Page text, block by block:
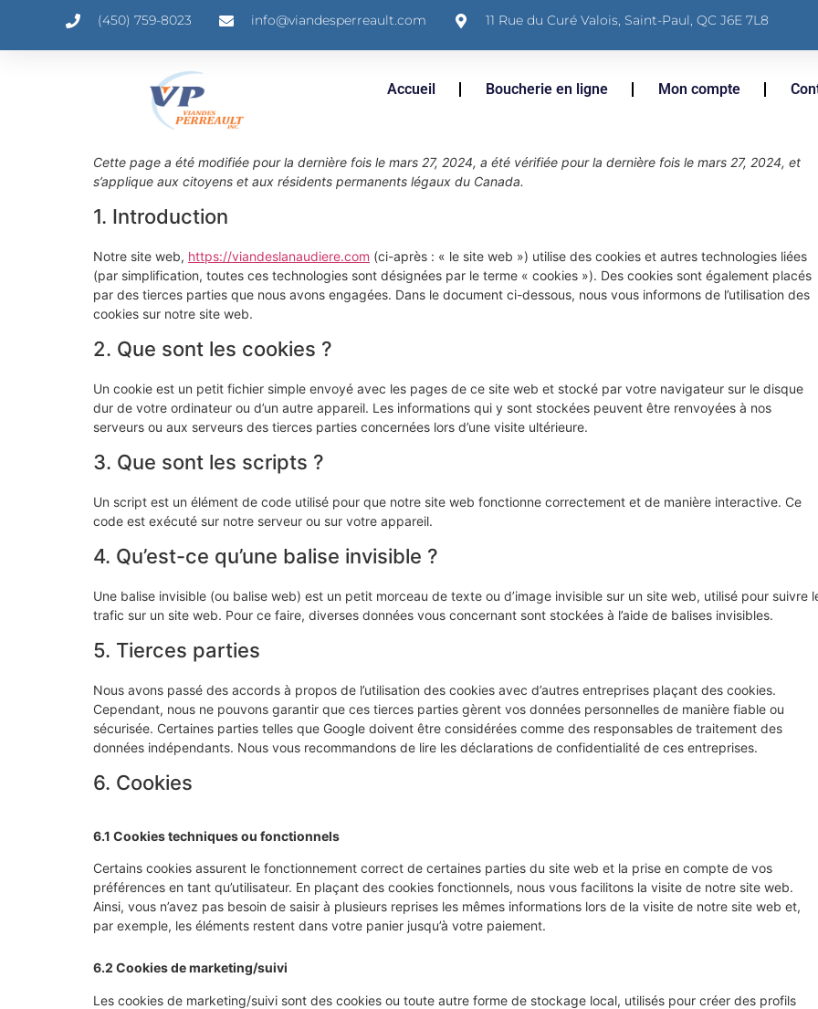
(450) 759-8023 info@viandesperreault.com 11 Rue du Curé Valois, Saint-Paul, QC J6E 7L8
Accueil Boucherie en ligne Mon compte
Cette page a été modifiée pour la dernière fois le mars 27, 2024, a été vérifiée pour la dernière fois le mars 27, 2024, et
s’applique aux citoyens et aux résidents permanents légaux du Canada.
1. Introduction
Notre site web, https://viandeslanaudiere.com (ci-après : « le site web ») utilise des cookies et autres technologies liées
(par simplification, toutes ces technologies sont désignées par le terme « cookies »). Des cookies sont également placés
par des tierces parties que nous avons engagées. Dans le document ci-dessous, nous vous informons de l’utilisation des
cookies sur notre site web.
2. Que sont les cookies ?
Un cookie est un petit fichier simple envoyé avec les pages de ce site web et stocké par votre navigateur sur le disque
dur de votre ordinateur ou d’un autre appareil. Les informations qui y sont stockées peuvent être renvoyées à nos
serveurs ou aux serveurs des tierces parties concernées lors d’une visite ultérieure.
3. Que sont les scripts ?
Un script est un élément de code utilisé pour que notre site web fonctionne correctement et de manière interactive. Ce
code est exécuté sur notre serveur ou sur votre appareil.
4. Qu’est-ce qu’une balise invisible ?
Une balise invisible (ou balise web) est un petit morceau de texte ou d’image invisible sur un site web, utilisé pour suivre
trafic sur un site web. Pour ce faire, diverses données vous concernant sont stockées à l’aide de balises invisibles.
5. Tierces parties
Nous avons passé des accords à propos de l’utilisation des cookies avec d’autres entreprises plaçant des cookies.
Cependant, nous ne pouvons garantir que ces tierces parties gèrent vos données personnelles de manière fiable ou
sécurisée. Certaines parties telles que Google doivent être considérées comme des responsables de traitement des
données indépendants. Nous vous recommandons de lire les déclarations de confidentialité de ces entreprises.
6. Cookies
6.1 Cookies techniques ou fonctionnels
Certains cookies assurent le fonctionnement correct de certaines parties du site web et la prise en compte de vos
préférences en tant qu’utilisateur. En plaçant des cookies fonctionnels, nous vous facilitons la visite de notre site web.
Ainsi, vous n’avez pas besoin de saisir à plusieurs reprises les mêmes informations lors de la visite de notre site web et,
par exemple, les éléments restent dans votre panier jusqu’à votre paiement.
6.2 Cookies de marketing/suivi
Les cookies de marketing/suivi sont des cookies ou toute autre forme de stockage local, utilisés pour créer des profils